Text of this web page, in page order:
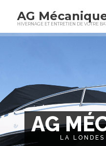
AG
HIVERNAGE ET ENTRETIEN DE VOTRE
AG MÉ
LA